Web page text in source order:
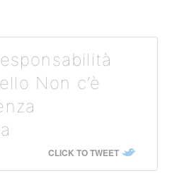
Non c’è
CLICK TO TWEET